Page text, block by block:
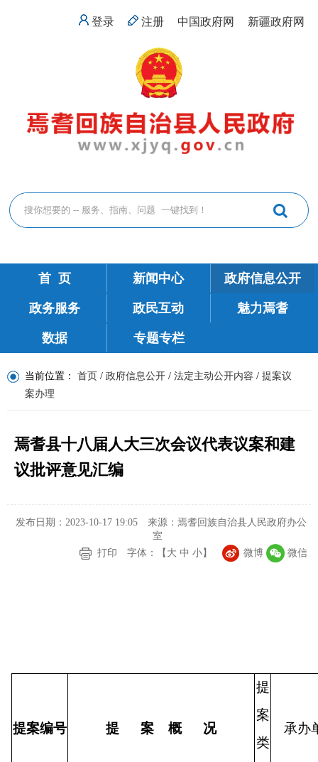
登录 注册 中国政府网 新疆政府网
首 页 新闻中心 政府信息公开
政务服务 政民互动 魅力焉耆
数据 专题专栏
当前位置： 首页 / 政府信息公开 / 法定主动公开内容 / 提案议
案办理
焉耆县十八届人大三次会议代表议案和建
议批评意见汇编
发布日期：2023-10-17 19:05
来源：焉耆回族自治县人民政府办公
室
打印
字体：【 大 中 小】 微博 微信
提案编号 提 案 概 况
提
案
类
承办